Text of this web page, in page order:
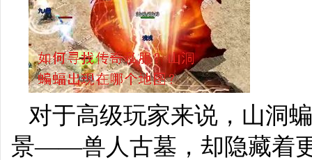
对于高级玩家来说，山洞
景——兽人古墓，却隐藏着